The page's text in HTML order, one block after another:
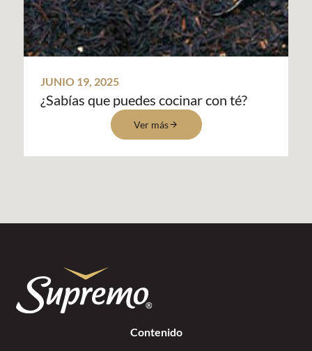
JUNIO 19, 2025
¿Sabías que puedes cocinar con té?
Ver más
Contenido